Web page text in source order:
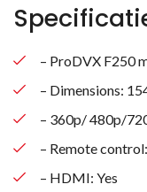
– ProDVX F250
– Dimensions:
– 360p/ 480p/
– Remote
– HDMI: Yes